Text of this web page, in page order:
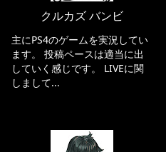
クルカズ バンビ
主にPS4のゲームを実況してい
ます。 投稿ペースは適当に出
していく感じです。 LIVEに関
しまして...